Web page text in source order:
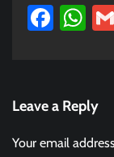
Leave a Reply
Your email